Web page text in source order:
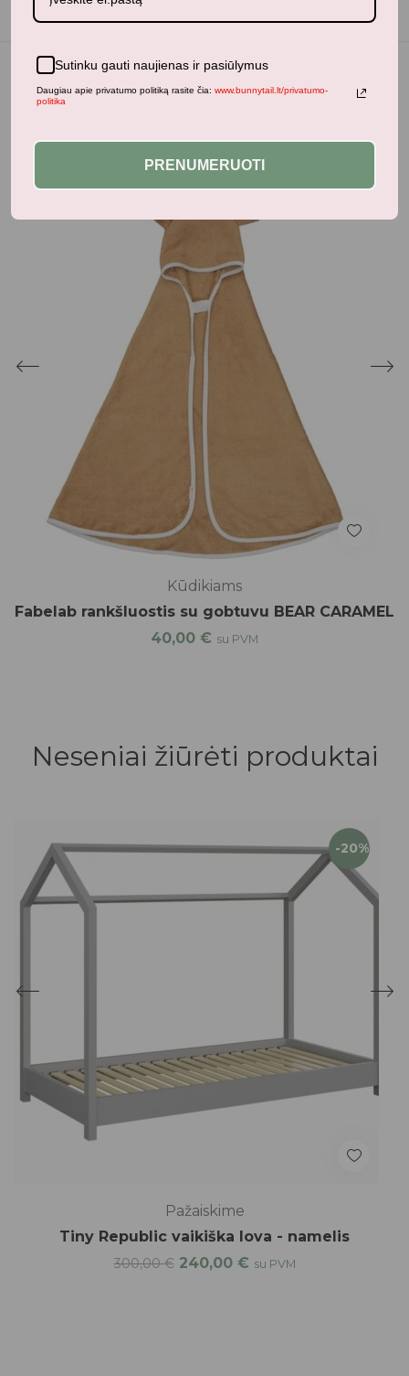
Kūdikiams
Fabelab rankšluostis su gobtuvu BEAR CARAMEL
40,00 € su PVM
Neseniai žiūrėti produktai
-20%
Pažaiskime
Tiny Republic vaikiška lova - namelis
300,00€ 240,00 € su PVM
Sutinku gauti naujienas ir pasiūlymus
Daugiau apie privatumo politiką rasite čia: www.bunnytail.lt/privatumo-
politika
PRENUMERUOTI